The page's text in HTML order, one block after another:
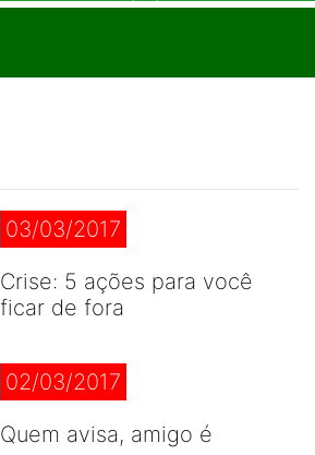
03/03/2017
Crise: 5 ações para você
ficar de fora
02/03/2017
Quem avisa, amigo é